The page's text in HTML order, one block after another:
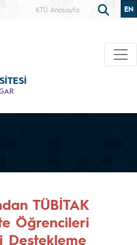
KTÜ Anasayfa EN
TÜBİTAK
Öğrencileri
Destekleme